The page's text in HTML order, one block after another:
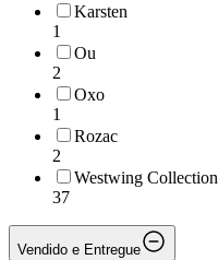
Karsten
1
Ou
2
Oxo
1
Rozac
2
Westwing Collection
37
Vendido e Entregue